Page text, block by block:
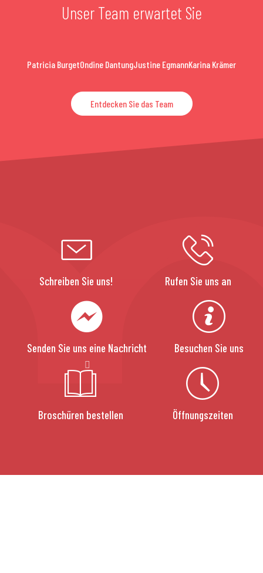
Unser Team erwartet Sie
Patricia BurgetOndine DantungJustine EgmannKarina Krämer
Entdecken Sie das Team
Schreiben Sie uns! Rufen Sie uns an
Senden Sie uns eine Nachricht Besuchen Sie uns
Broschüren bestellen Öffnungszeiten